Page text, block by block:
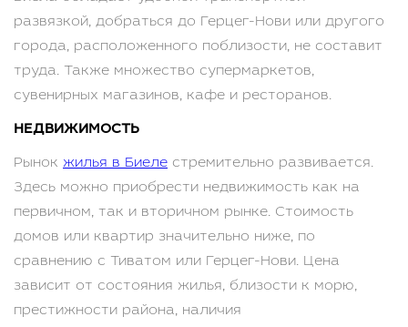
развязкой, добраться до Герцег-Нови или другого
города, расположенного поблизости, не составит
труда. Также множество супермаркетов,
сувенирных магазинов, кафе и ресторанов.
НЕДВИЖИМОСТЬ
Рынок жилья в Биеле стремительно развивается.
Здесь можно приобрести недвижимость как на
первичном, так и вторичном рынке. Стоимость
домов или квартир значительно ниже, по
сравнению с Тиватом или Герцег-Нови. Цена
зависит от состояния жилья, близости к морю,
престижности района, наличия